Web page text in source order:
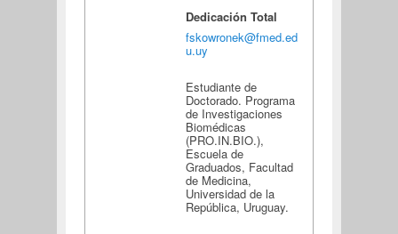
Dedicación Total
fskowronek@fmed.ed
u.uy
Estudiante de
Doctorado. Programa
de Investigaciones
Biomédicas
(PRO.IN.BIO.),
Escuela de
Graduados, Facultad
de Medicina,
Universidad de la
República, Uruguay.